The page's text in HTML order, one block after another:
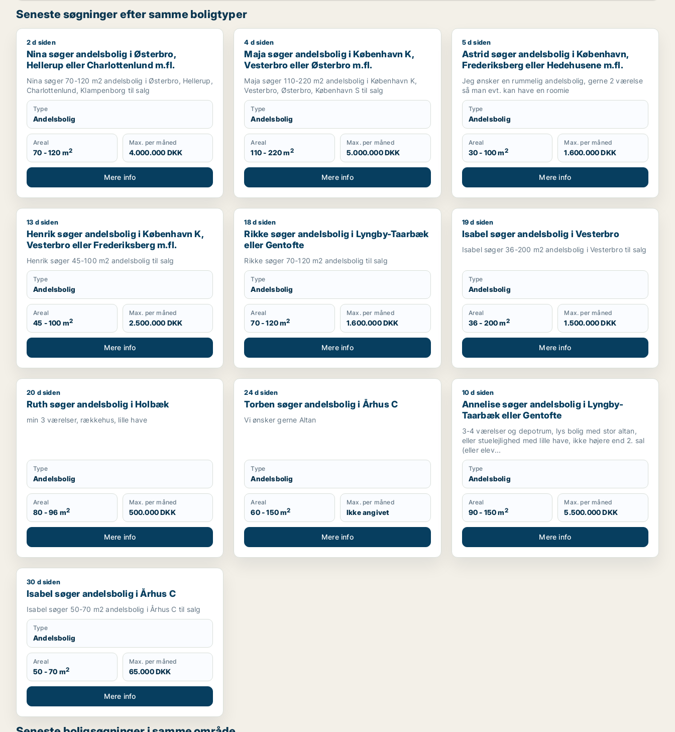
Seneste søgninger efter samme boligtyper
Nina søger andelsbolig i Østerbro, Hellerup eller Charlottenlund m.fl.
2 d siden
Nina søger andelsbolig i Østerbro,
Hellerup eller Charlottenlund m.fl.
Nina søger 70-120 m2 andelsbolig i Østerbro, Hellerup,
Charlottenlund, Klampenborg til salg
Type
Andelsbolig
Areal
70 - 120 m2
Max. per måned
4.000.000 DKK
Mere info
Maja søger andelsbolig i København K, Vesterbro eller Østerbro m.fl.
4 d siden
Maja søger andelsbolig i København K,
Vesterbro eller Østerbro m.fl.
Maja søger 110-220 m2 andelsbolig i København K,
Vesterbro, Østerbro, København S til salg
Type
Andelsbolig
Areal
110 - 220 m2
Max. per måned
5.000.000 DKK
Mere info
Astrid søger andelsbolig i København, Frederiksberg
5 d siden
Astrid søger andelsbolig i København,
Frederiksberg eller Hedehusene m.fl.
Jeg ønsker en rummelig andelsbolig, gerne 2 værelse
så man evt. kan have en roomie
Type
Andelsbolig
Areal
30 - 100 m2
Max. per måned
1.600.000 DKK
Mere info
Henrik søger andelsbolig i København K, Vesterbro eller Frederiksberg m.fl.
13 d siden
Henrik søger andelsbolig i København K,
Vesterbro eller Frederiksberg m.fl.
Henrik søger 45-100 m2 andelsbolig til salg
Type
Andelsbolig
Areal
45 - 100 m2
Max. per måned
2.500.000 DKK
Mere info
Rikke søger andelsbolig i Lyngby-Taarbæk eller Gentofte
18 d siden
Rikke søger andelsbolig i Lyngby-Taarbæk
eller Gentofte
Rikke søger 70-120 m2 andelsbolig til salg
Type
Andelsbolig
Areal
70 - 120 m2
Max. per måned
1.600.000 DKK
Mere info
Isabel søger andelsbolig i Vesterbro
19 d siden
Isabel søger andelsbolig i Vesterbro
Isabel søger 36-200 m2 andelsbolig i Vesterbro til salg
Type
Andelsbolig
Areal
36 - 200 m2
Max. per måned
1.500.000 DKK
Mere info
Ruth søger andelsbolig i Holbæk
20 d siden
Ruth søger andelsbolig i Holbæk
min 3 værelser, rækkehus, lille have
Type
Andelsbolig
Areal
80 - 96 m2
Max. per måned
500.000 DKK
Mere info
Torben søger andelsbolig i Århus C
24 d siden
Torben søger andelsbolig i Århus C
Vi ønsker gerne Altan
Type
Andelsbolig
Areal
60 - 150 m2
Max. per måned
Ikke angivet
Mere info
Annelise søger andelsbolig i Lyngby-Taarbæk eller
10 d siden
Annelise søger andelsbolig i Lyngby-
Taarbæk eller Gentofte
3-4 værelser og depotrum, lys bolig med stor altan,
eller stuelejlighed med lille have, ikke højere end 2. sal
(eller elev...
Type
Andelsbolig
Areal
90 - 150 m2
Max. per måned
5.500.000 DKK
Mere info
Isabel søger andelsbolig i Århus C
30 d siden
Isabel søger andelsbolig i Århus C
Isabel søger 50-70 m2 andelsbolig i Århus C til salg
Type
Andelsbolig
Areal
50 - 70 m2
Max. per måned
65.000 DKK
Mere info